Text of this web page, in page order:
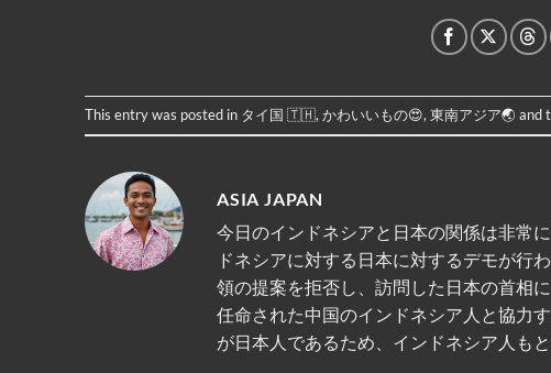
This entry was posted in タイ国 🇹🇭,かわいいもの😍,東南アジア🌏 and
ASIA JAPAN
今日のインドネシアと日本の関係は非常
ドネシアに対する日本に対するデモが行
領の提案を拒否し、訪問した日本の首相
任命された中国のインドネシア人と協力
が日本人であるため、インドネシア人もと